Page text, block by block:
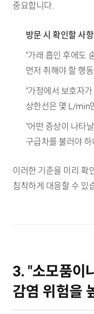
중요합니다.
방문 시 확인할 사항
"가래 흡인 후에도
먼저 취해야 할 행
"가정에서 보호자
상한선은 몇 L/min
"어떤 증상이 나타
구급차를 불러야 하
이러한 기준을 미리 확
침착하게 대응할 수 있
3. "소모품이
감염 위험을